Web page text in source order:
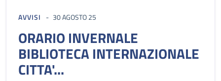
AVVISI 30 AGOSTO 25
ORARIO INVERNALE
BIBLIOTECA INTERNAZIONALE
CITTA'...